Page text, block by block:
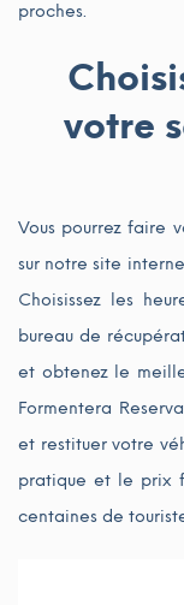
proches.
votre
Vous pourrez faire
sur notre site
Choisissez les
bureau de
et obtenez le
Formentera
et restituer votre
pratique et le prix
centaines de